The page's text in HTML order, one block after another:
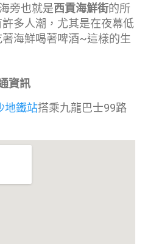
旁也就是西貢海鮮街的所
多人潮，尤其是在夜幕低
海鮮喝著啤酒~這樣的生
資訊
地鐵站搭乘九龍巴士99路